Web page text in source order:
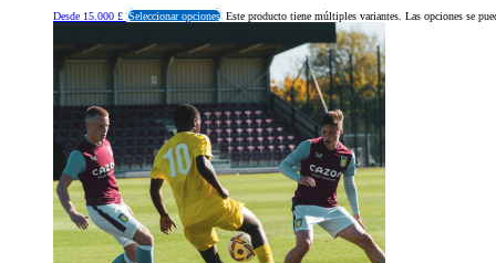
Desde 15.000 £ Seleccionar opciones Este producto tiene múltiples variantes. Las opciones se